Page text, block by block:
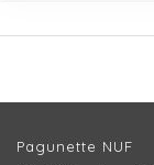
Pagunette NUF